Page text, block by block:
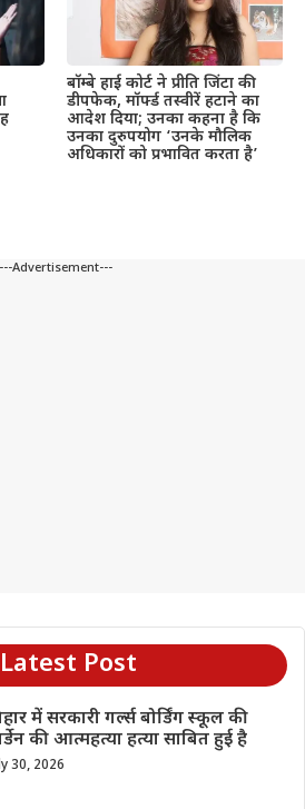
बॉम्बे हाई कोर्ट ने प्रीति जिंटा की
डीपफेक, मॉर्फ्ड तस्वीरें हटाने का
आदेश दिया; उनका कहना है कि
उनका दुरुपयोग ‘उनके मौलिक
अधिकारों को प्रभावित करता है’
---Advertisement---
Latest Post
में सरकारी गर्ल्स बोर्डिंग स्कूल की
की आत्महत्या हत्या साबित हुई है
30, 2026